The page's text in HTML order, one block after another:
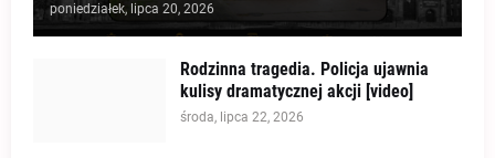
poniedziałek, lipca 20, 2026
Rodzinna tragedia. Policja ujawnia
kulisy dramatycznej akcji [video]
środa, lipca 22, 2026